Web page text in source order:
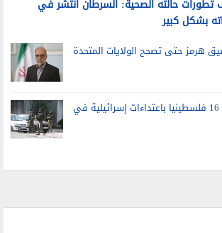
هرمز حتى تصحح الولايات المتحدة